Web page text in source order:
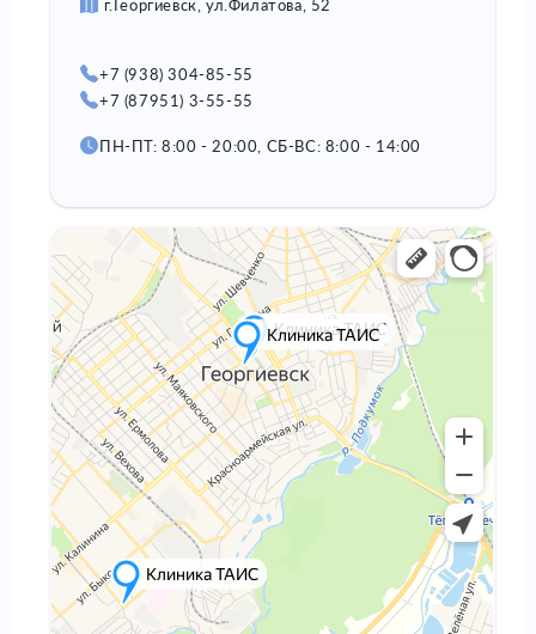
г.Георгиевск, ул.Филатова, 52
+7 (938) 304-85-55
+7 (87951) 3-55-55
ПН-ПТ: 8:00 - 20:00, СБ-ВС: 8:00 - 14:00